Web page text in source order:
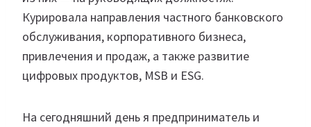
Курировала направления частного банковского
обслуживания, корпоративного бизнеса,
привлечения и продаж, а также развитие
цифровых продуктов, MSB и ESG.
На сегодняшний день я предприниматель и